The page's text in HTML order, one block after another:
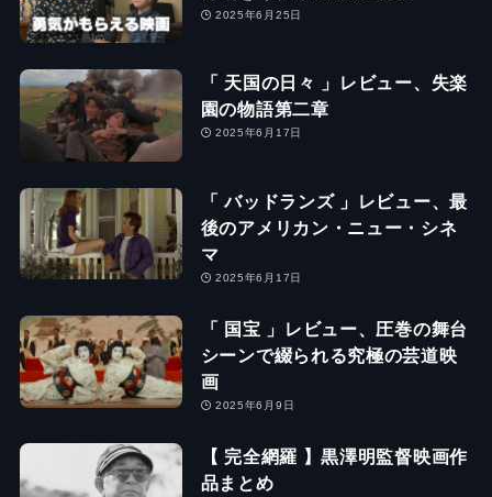
2025年6月25日
「 天国の日々 」レビュー、失楽
園の物語第二章
2025年6月17日
「 バッドランズ 」レビュー、最
後のアメリカン・ニュー・シネ
マ
2025年6月17日
「 国宝 」レビュー、圧巻の舞台
シーンで綴られる究極の芸道映
画
2025年6月9日
【 完全網羅 】黒澤明監督映画作
品まとめ